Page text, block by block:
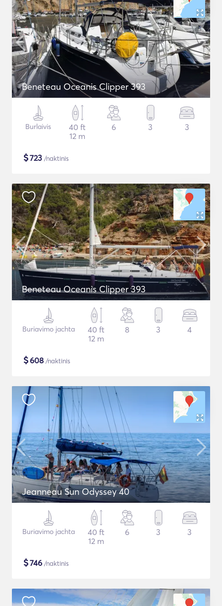
Beneteau Oceanis Clipper 393
Burlaivis
40 ft
12 m
6 3 3
$723 /naktinis
Beneteau Oceanis Clipper 393
Buriavimo jachta
40 ft
12 m
8 3 4
$608 /naktinis
Jeanneau Sun Odyssey 40
Buriavimo jachta
40 ft
12 m
6 3 3
$746 /naktinis